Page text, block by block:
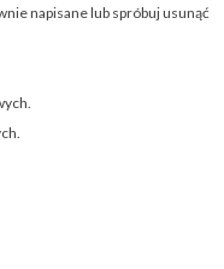
napisane lub spróbuj usunąć